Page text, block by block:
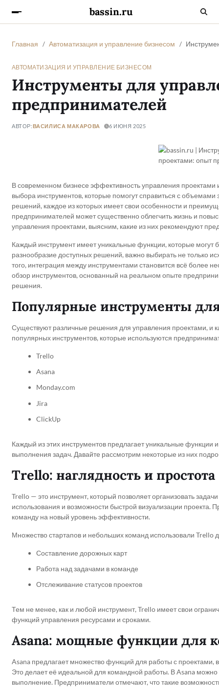
bassin.ru
Главная Автоматизация и управление бизнесом
АВТОМАТИЗАЦИЯ И УПРАВЛЕНИЕ БИЗНЕСОМ
Инструменты для
предпринимателей
АВТОР:ВАСИЛИСА МАКАРОВА 6 ИЮНЯ 2025
В современном бизнесе эффективность управления
выбора инструментов, которые помогут справиться с
решений, каждое из которых имеет свои особенности и
предпринимателей может существенно облегчить жизнь и
управления проектами, выясним, какие из них рекомендуют
Каждый инструмент имеет уникальные функции, которые
разнообразие доступных решений, важно выбирать не только
того, интеграция между инструментами становится всё более
обзор инструментов, основанный на реальном опыте
решения.
Популярные инструменты
Существуют различные решения для управления проектами, и
популярных инструментов, которые используются
Trello
Asana
Monday.com
Jira
ClickUp
Каждый из этих инструментов предлагает уникальные
выполнения задач. Давайте рассмотрим некоторые из них
Trello: наглядность и простота
Trello — это инструмент, который позволяет организовать
использования и возможности быстрой визуализации
команду на новый уровень эффективности.
Множество стартапов и небольших команд использовали Trello
Составление дорожных карт
Работа над задачами в команде
Отслеживание статусов проектов
Тем не менее, как и любой инструмент, Trello имеет свои
функций управления ресурсами и сроками.
Asana: мощные функции для
Asana предлагает множество функций для работы с
Это делает её идеальной для командной работы. В Asana можно
выполнение. Предприниматели отмечают, что такие